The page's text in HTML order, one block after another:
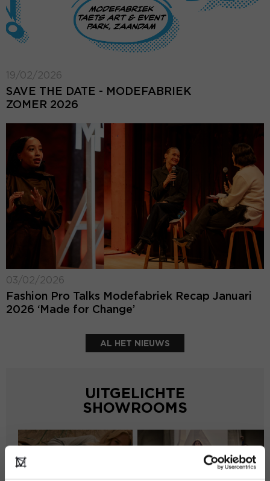
19/02/2026
SAVE THE DATE - MODEFABRIEK
ZOMER 2026
03/02/2026
Fashion Pro Talks Modefabriek Recap Januari
2026 ‘Made for Change’
AL HET NIEUWS
UITGELICHTE
SHOWROOMS